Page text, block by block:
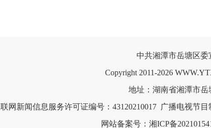
中共湘潭市岳塘区
Copyright 2011-2026
网新闻信息服务许可证编号：43120210017 广播电视节
网站备案号：湘ICP备